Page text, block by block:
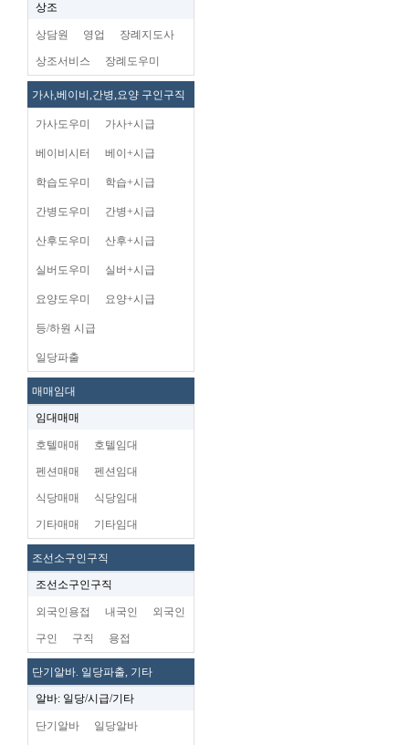
상조
상담원 영업 장례지도사
상조서비스 장례도우미
가사,베이비,간병,요양 구인구직
가사도우미 가사+시급
베이비시터 베이+시급
학습도우미 학습+시급
간병도우미 간병+시급
산후도우미 산후+시급
실버도우미 실버+시급
요양도우미 요양+시급
등/하원 시급
일당파출
매매임대
임대매매
호텔매매 호텔임대
펜션매매 펜션임대
식당매매 식당임대
기타매매 기타임대
조선소구인구직
조선소구인구직
외국인용접 내국인 외국인
구인 구직 용접
단기알바. 일당파출, 기타
알바: 일당/시급/기타
단기알바 일당알바